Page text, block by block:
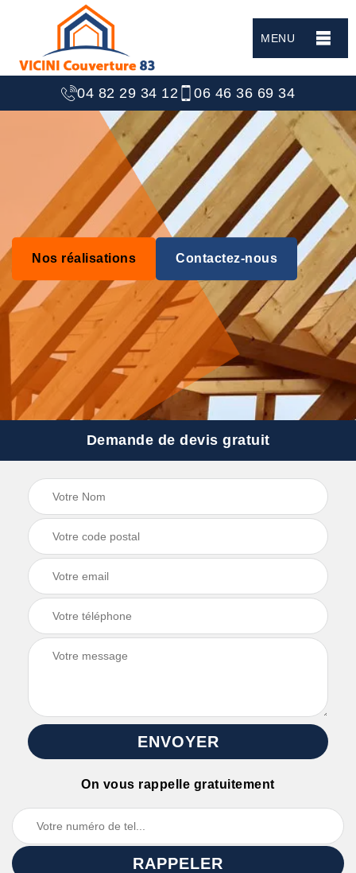
MENU
04 82 29 34 12 06 46 36 69 34
Nos réalisations Contactez-nous
Demande de devis gratuit
On vous rappelle gratuitement